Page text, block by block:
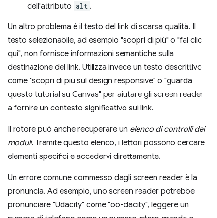
dell'attributo alt .
Un altro problema è il testo del link di scarsa qualità. Il
testo selezionabile, ad esempio "scopri di più" o "fai clic
qui", non fornisce informazioni semantiche sulla
destinazione del link. Utilizza invece un testo descrittivo
come "scopri di più sul design responsive" o "guarda
questo tutorial su Canvas" per aiutare gli screen reader
a fornire un contesto significativo sui link.
Il rotore può anche recuperare un elenco di controlli dei
moduli. Tramite questo elenco, i lettori possono cercare
elementi specifici e accedervi direttamente.
Un errore comune commesso dagli screen reader è la
pronuncia. Ad esempio, uno screen reader potrebbe
pronunciare "Udacity" come "oo-dacity", leggere un